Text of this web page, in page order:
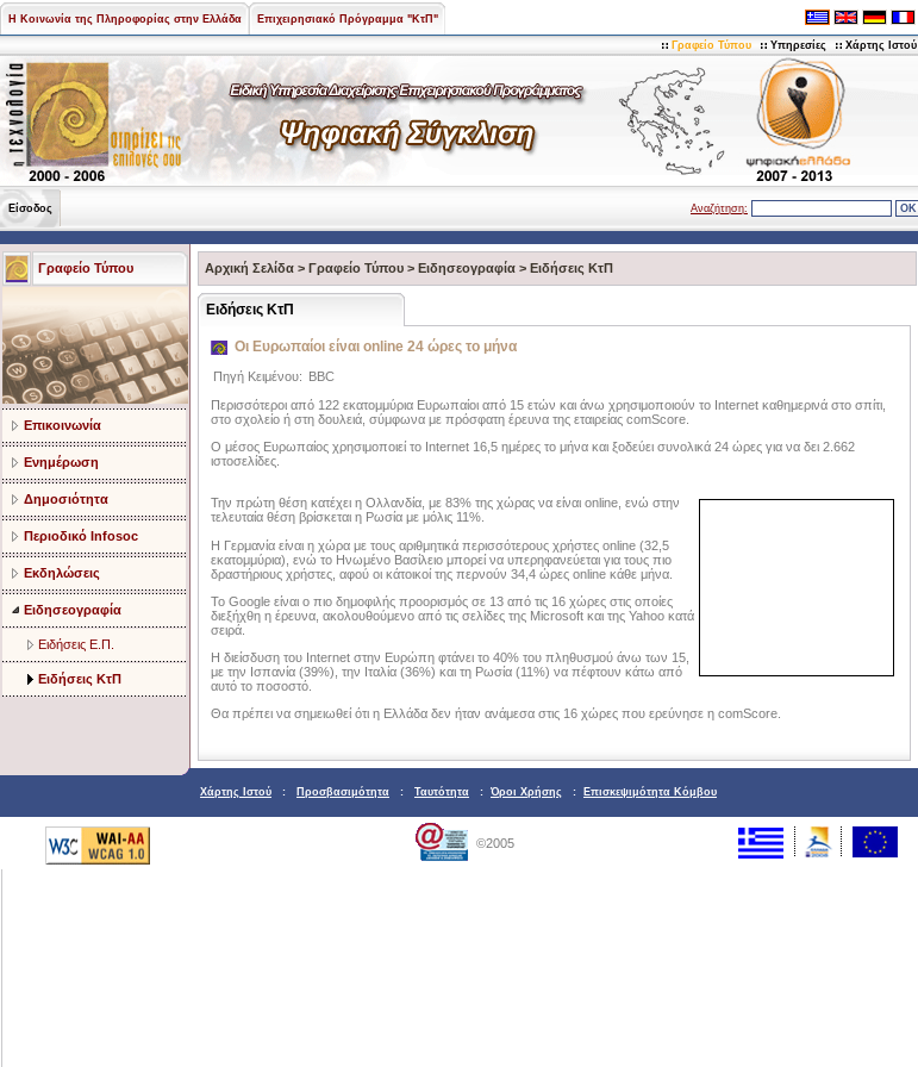
Η Κοινωνία της Πληροφορίας στην Ελλάδα Επιχειρησιακό Πρόγραμμα "ΚτΠ"
Γραφείο Τύπου Υπηρεσίες Χάρτης Ιστού
Είσοδος Αναζήτηση:
Γραφείο Τύπου
Επικοινωνία
Ενημέρωση
Δημοσιότητα
Περιοδικό Infosoc
Εκδηλώσεις
Ειδησεογραφία
Ειδήσεις Ε.Π.
Ειδήσεις ΚτΠ
Αρχική Σελίδα > Γραφείο Τύπου > Ειδησεογραφία > Ειδήσεις ΚτΠ
Ειδήσεις ΚτΠ
Οι Ευρωπαίοι είναι online 24 ώρες το μήνα
Πηγή Κειμένου: BBC
Περισσότεροι από 122 εκατομμύρια Ευρωπαίοι από 15 ετών και άνω χρησιμοποιούν το Internet καθημερινά στο σπίτι,
στο σχολείο ή στη δουλειά, σύμφωνα με πρόσφατη έρευνα της εταιρείας comScore.
Ο μέσος Ευρωπαίος χρησιμοποιεί το Internet 16,5 ημέρες το μήνα και ξοδεύει συνολικά 24 ώρες για να δει 2.662
ιστοσελίδες.
Την πρώτη θέση κατέχει η Ολλανδία, με 83% της χώρας να είναι online, ενώ στην
τελευταία θέση βρίσκεται η Ρωσία με μόλις 11%.
Η Γερμανία είναι η χώρα με τους αριθμητικά περισσότερους χρήστες online (32,5
εκατομμύρια), ενώ το Ηνωμένο Βασίλειο μπορεί να υπερηφανεύεται για τους πιο
δραστήριους χρήστες, αφού οι κάτοικοί της περνούν 34,4 ώρες online κάθε μήνα.
Το Google είναι ο πιο δημοφιλής προορισμός σε 13 από τις 16 χώρες στις οποίες
διεξήχθη η έρευνα, ακολουθούμενο από τις σελίδες της Microsoft και της Yahoo κατά
σειρά.
Η διείσδυση του Internet στην Ευρώπη φτάνει το 40% του πληθυσμού άνω των 15,
με την Ισπανία (39%), την Ιταλία (36%) και τη Ρωσία (11%) να πέφτουν κάτω από
αυτό το ποσοστό.
Θα πρέπει να σημειωθεί ότι η Ελλάδα δεν ήταν ανάμεσα στις 16 χώρες που ερεύνησε η comScore.
Χάρτης Ιστού : Προσβασιμότητα : Ταυτότητα : Όροι Χρήσης : Επισκεψιμότητα Κόμβου
©2005